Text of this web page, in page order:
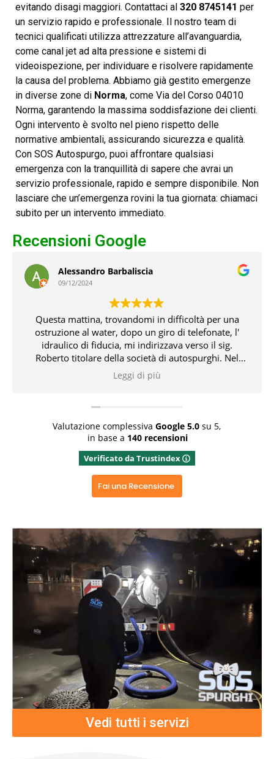
evitando disagi maggiori. Contattaci al 320 8745141 per
un servizio rapido e professionale. Il nostro team di
tecnici qualificati utilizza attrezzature all’avanguardia,
come canal jet ad alta pressione e sistemi di
videoispezione, per individuare e risolvere rapidamente
la causa del problema. Abbiamo già gestito emergenze
in diverse zone di Norma, come Via del Corso 04010
Norma, garantendo la massima soddisfazione dei clienti.
Ogni intervento è svolto nel pieno rispetto delle
normative ambientali, assicurando sicurezza e qualità.
Con SOS Autospurgo, puoi affrontare qualsiasi
emergenza con la tranquillità di sapere che avrai un
servizio professionale, rapido e sempre disponibile. Non
lasciare che un’emergenza rovini la tua giornata: chiamaci
subito per un intervento immediato.
Recensioni Google
Giuseppe De Angelis
08/12/2024
Chiamati in emergenza oggi di domenica
festivo(8dicembre) tempestivo gentile e risolutivo in
tempi molto brevi con attrezzatura professionale. Lo
consiglio vivamente grazie ancora
Rispondi dal proprietario
positiva ed aver apprezzato il nostro operato
Leggi di più
Valutazione complessiva Google 5.0su 5,
in base a 140 recensioni
Verificato da Trustindex
Fai una Recensione
Vedi tutti i servizi